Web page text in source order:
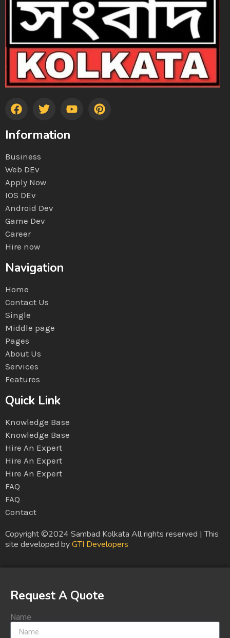
Information
Business
Web DEv
Apply Now
IOS DEv
Android Dev
Game Dev
Career
Hire now
Navigation
Home
Contact Us
Single
Middle page
Pages
About Us
Services
Features
Quick Link
Knowledge Base
Knowledge Base
Hire An Expert
Hire An Expert
Hire An Expert
FAQ
FAQ
Contact
Copyright ©2024 Sambad Kolkata All rights reserved | This
site developed byGTI Developers
Request A Quote
Name